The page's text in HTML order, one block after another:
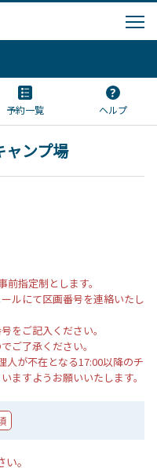
予約一覧 ヘルプ
ャンプ場
指定制とします。
ルにて区画番号を連絡いたし
をご記入ください。
ご了承ください。
が不在となる17:00以降のチ
ますようお願いいたします。
。